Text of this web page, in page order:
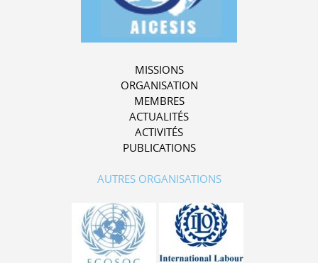
MISSIONS
ORGANISATION
MEMBRES
ACTUALITÉS
ACTIVITÉS
PUBLICATIONS
AUTRES ORGANISATIONS